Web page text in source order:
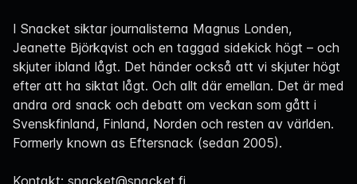
Navigation
I Snacket siktar journalisterna Magnus Londen,
Jeanette Björkqvist och en taggad sidekick högt – och
skjuter ibland lågt. Det händer också att vi skjuter högt
efter att ha siktat lågt. Och allt där emellan. Det är med
andra ord snack och debatt om veckan som gått i
Svenskfinland, Finland, Norden och resten av världen.
Formerly known as Eftersnack (sedan 2005).
Kontakt: snacket@snacket.fi